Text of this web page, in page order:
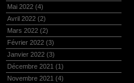
Mai 2022 (4)
Avril 2022 (2)
Mars 2022 (2)
Février 2022 (3)
Janvier 2022 (3)
Décembre 2021 (1)
Novembre 2021 (4)